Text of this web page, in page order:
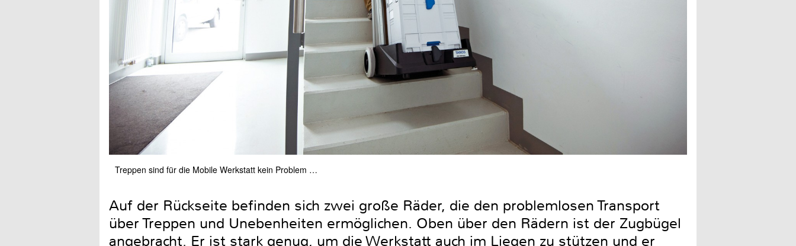
Treppen sind für die Mobile Werkstatt kein Problem …
Auf der Rückseite befinden sich zwei große Räder, die den problemlosen Transport
über Treppen und Unebenheiten ermöglichen. Oben über den Rädern ist der Zugbügel
angebracht. Er ist stark genug, um die Werkstatt auch im Liegen zu stützen und er